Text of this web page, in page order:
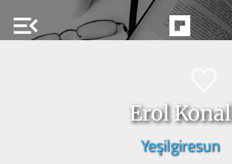
menu_open
Erol Konal
Yeşilgiresun